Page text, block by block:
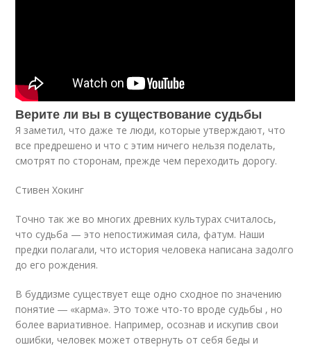
Верите ли вы в существование судьбы
Я заметил, что даже те люди, которые утверждают, что
все предрешено и что с этим ничего нельзя поделать,
смотрят по сторонам, прежде чем переходить дорогу.
Стивен Хокинг
Точно так же во многих древних культурах считалось,
что судьба — это непостижимая сила, фатум. Наши
предки полагали, что история человека написана задолго
до его рождения.
В буддизме существует еще одно сходное по значению
понятие ― «карма». Это тоже что-то вроде судьбы , но
более вариативное. Например, осознав и искупив свои
ошибки, человек может отвернуть от себя беды и